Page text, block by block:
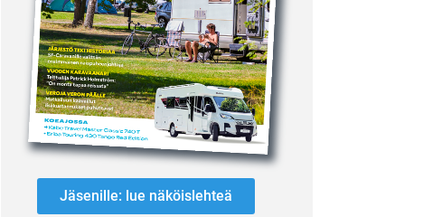
Jäsenille: lue näköislehteä